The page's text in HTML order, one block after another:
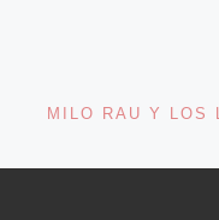
MILO RAU Y LOS